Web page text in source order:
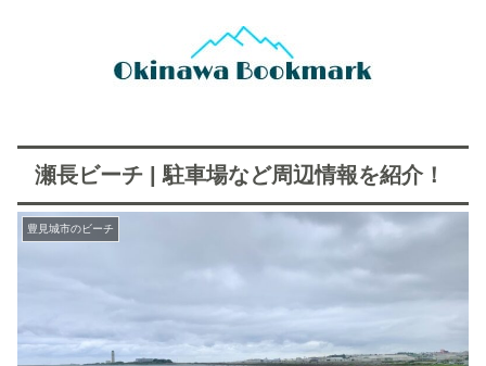
瀬長ビーチ | 駐車場など周辺情報を紹介！
豊見城市のビーチ